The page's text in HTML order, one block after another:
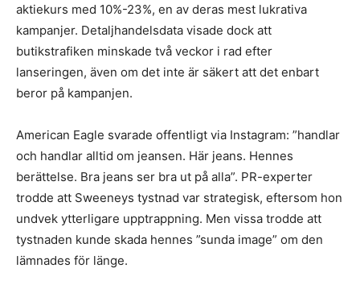
aktiekurs med 10%-23%, en av deras mest lukrativa
kampanjer. Detaljhandelsdata visade dock att
butikstrafiken minskade två veckor i rad efter
lanseringen, även om det inte är säkert att det enbart
beror på kampanjen.
American Eagle svarade offentligt via Instagram: ”handlar
och handlar alltid om jeansen. Här jeans. Hennes
berättelse. Bra jeans ser bra ut på alla”. PR-experter
trodde att Sweeneys tystnad var strategisk, eftersom hon
undvek ytterligare upptrappning. Men vissa trodde att
tystnaden kunde skada hennes ”sunda image” om den
lämnades för länge.